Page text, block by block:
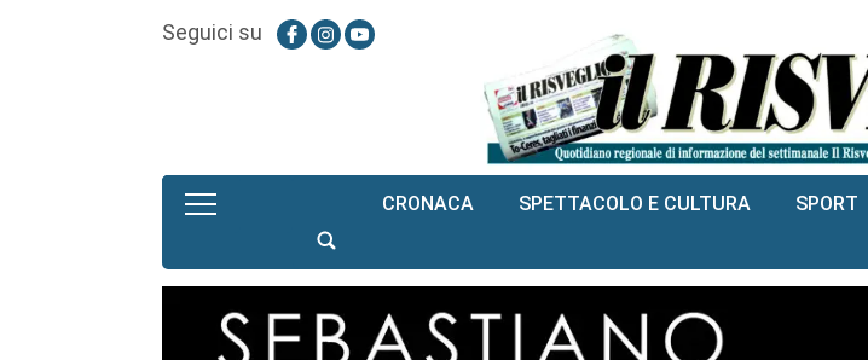
Seguici su
CRONACA SPETTACOLO E CULTURA SPORT